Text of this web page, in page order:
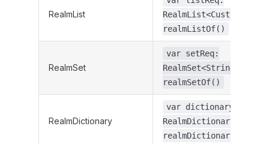
RealmList
realmListOf()
RealmSet
var setReq:
RealmSet<String> =
realmSetOf()
RealmDictionary
var dictionaryReq:
realmDictionaryOf()